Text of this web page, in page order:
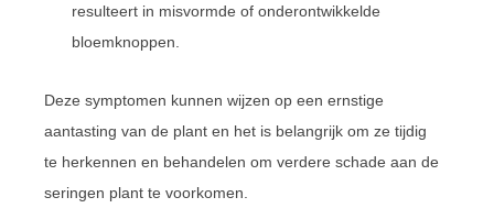
resulteert in misvormde of onderontwikkelde
bloemknoppen.
Deze symptomen kunnen wijzen op een ernstige
aantasting van de plant en het is belangrijk om ze tijdig
te herkennen en behandelen om verdere schade aan de
seringen plant te voorkomen.